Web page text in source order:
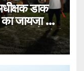
डाक
जायजा लेने
पर देर